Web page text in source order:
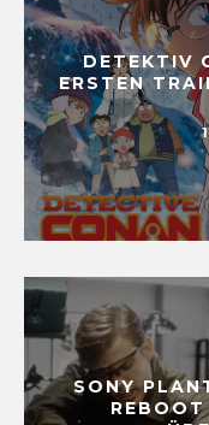
DETEKTIV
ERSTEN
SONY